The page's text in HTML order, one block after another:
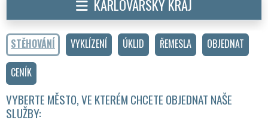
STĚHOVÁNÍ VYKLÍZENÍ ÚKLID ŘEMESLA
OBJEDNAT
CENÍK
VYBERTE MĚSTO, VE KTERÉM CHCETE OBJEDNAT NAŠE
SLUŽBY:
KARLOVARSKÝ KRAJ